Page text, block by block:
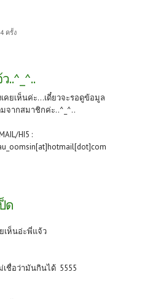
ครั้ง
..^_^..
เคยเห็นค่ะ...เดี๋ยวจะรอดูข้อมูล
มจากสมาชิกค่ะ..^_^..
HI5 :
ด
ยเห็นอ่ะพี่แจ้ว
เชื่อว่ามันกินได้ 5555